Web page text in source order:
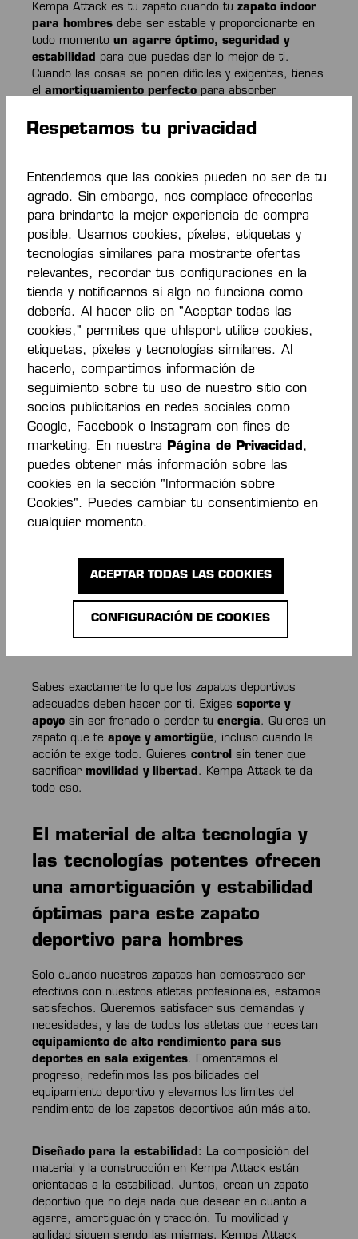
Kempa Attack es tu zapato cuando tu zapato indoor
para hombres debe ser estable y proporcionarte en
todo momento un agarre óptimo, seguridad y
estabilidad para que puedas dar lo mejor de ti.
Cuando las cosas se ponen difíciles y exigentes, tienes
el amortiguamiento perfecto para absorber
el juego o en el entrenamiento, si te empujas con tu
equipo o si te lanzas solo con tu entrenamiento. Con
toda la agilidad y toda la energía.
Zapatos indoor para hombres para comodidad y
estabilidad
Tecnologías potentes para una amortiguación
óptima y el mejor agarre
La comodidad y la estabilidad
son el foco de estas zapatillas
indoor para hombres
Tus habilidades estratégicas combinadas con tu
confianza te convierten en un jugador indispensable
para tu equipo. Nada te desvía de tu curso, nada
puede detenerte. Tienes lapotenciapara salvar la
situación, incluso cuando todo parece desesperado.
Tu posición de juego te queda perfecta. Sabes por qué
estás ahí. Sabes qué pueden esperar de ti. Y por eso
sabes exactamente qué esperar de tus zapatos indoor.
Rendirse no es una opción para ti. Cuando te fijas un
objetivo para tu entrenamiento, lo alcanzas. Pasas tu
entrenamiento con concentración y cuidado. Tu fuerza
es tu prioridad. Te empujas hasta el límite, eres duro
Sabes exactamente lo que los zapatos deportivos
adecuados deben hacer por ti. Exiges soporte y
apoyo sin ser frenado o perder tu energía. Quieres un
zapato que te apoye y amortigüe, incluso cuando la
acción te exige todo. Quieres control sin tener que
sacrificar movilidad y libertad. Kempa Attack te da
todo eso.
El material de alta tecnología y
las tecnologías potentes ofrecen
una amortiguación y estabilidad
óptimas para este zapato
deportivo para hombres
Solo cuando nuestros zapatos han demostrado ser
efectivos con nuestros atletas profesionales, estamos
satisfechos. Queremos satisfacer sus demandas y
necesidades, y las de todos los atletas que necesitan
equipamiento de alto rendimiento para sus
deportes en sala exigentes. Fomentamos el
progreso, redefinimos las posibilidades del
equipamiento deportivo y elevamos los límites del
rendimiento de los zapatos deportivos aún más alto.
Diseñado para la estabilidad: La composición del
material y la construcción en Kempa Attack están
orientadas a la estabilidad. Juntos, crean un zapato
deportivo que no deja nada que desear en cuanto a
agarre, amortiguación y tracción. Tu movilidad y
agilidad siguen siendo las mismas. Kempa Attack
Respetamos tu privacidad
Entendemos que las cookies pueden no ser de tu
agrado. Sin embargo, nos complace ofrecerlas
para brindarte la mejor experiencia de compra
posible. Usamos cookies, píxeles, etiquetas y
tecnologías similares para mostrarte ofertas
relevantes, recordar tus configuraciones en la
tienda y notificarnos si algo no funciona como
debería. Al hacer clic en "Aceptar todas las
cookies," permites que uhlsport utilice cookies,
etiquetas, píxeles y tecnologías similares. Al
hacerlo, compartimos información de
seguimiento sobre tu uso de nuestro sitio con
socios publicitarios en redes sociales como
Google, Facebook o Instagram con fines de
marketing. En nuestra Página de Privacidad,
puedes obtener más información sobre las
cookies en la sección "Información sobre
Cookies". Puedes cambiar tu consentimiento en
cualquier momento.
CONFIGURACIÓN DE COOKIES
ACEPTAR TODAS LAS COOKIES